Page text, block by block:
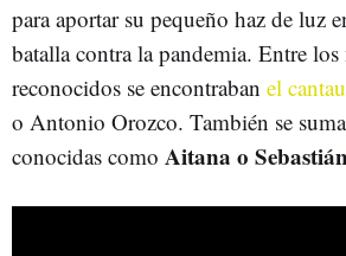
para aportar su pequeño haz de luz
batalla contra la pandemia. Entre los
reconocidos se encontraban el
o Antonio Orozco. También se
conocidas como Aitana o